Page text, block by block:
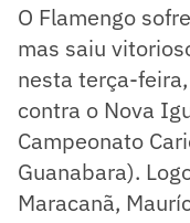
O Flamengo
mas saiu
nesta terça-
contra o Nova
Campeonato
Guanabara).
Maracanã,